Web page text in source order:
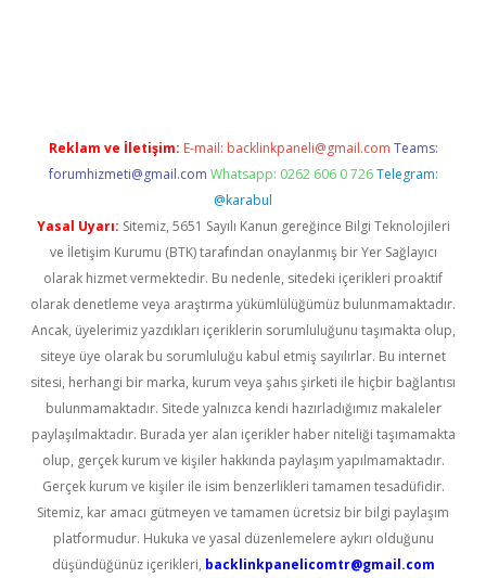
Reklam ve İletişim: E-mail: backlinkpaneli@gmail.com Teams:
forumhizmeti@gmail.com Whatsapp: 0262 606 0 726 Telegram:
@karabul
Yasal Uyarı: Sitemiz, 5651 Sayılı Kanun gereğince Bilgi Teknolojileri
ve İletişim Kurumu (BTK) tarafından onaylanmış bir Yer Sağlayıcı
olarak hizmet vermektedir. Bu nedenle, sitedeki içerikleri proaktif
olarak denetleme veya araştırma yükümlülüğümüz bulunmamaktadır.
Ancak, üyelerimiz yazdıkları içeriklerin sorumluluğunu taşımakta olup,
siteye üye olarak bu sorumluluğu kabul etmiş sayılırlar. Bu internet
sitesi, herhangi bir marka, kurum veya şahıs şirketi ile hiçbir bağlantısı
bulunmamaktadır. Sitede yalnızca kendi hazırladığımız makaleler
paylaşılmaktadır. Burada yer alan içerikler haber niteliği taşımamakta
olup, gerçek kurum ve kişiler hakkında paylaşım yapılmamaktadır.
Gerçek kurum ve kişiler ile isim benzerlikleri tamamen tesadüfidir.
Sitemiz, kar amacı gütmeyen ve tamamen ücretsiz bir bilgi paylaşım
platformudur. Hukuka ve yasal düzenlemelere aykırı olduğunu
düşündüğünüz içerikleri, backlinkpanelicomtr@gmail.com